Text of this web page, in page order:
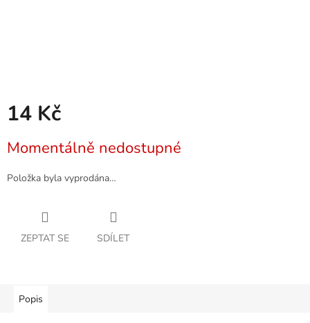
14 Kč
cena:
Momentálně nedostupné
Položka byla vyprodána…
ZEPTAT SE SDÍLET
Popis